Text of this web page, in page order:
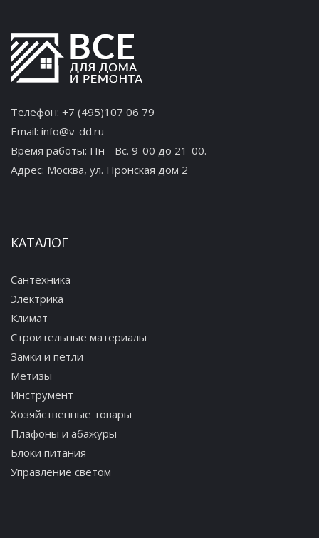
Телефон: +7 (495)107 06 79
Email: info@v-dd.ru
Время работы: Пн - Вс. 9-00 до 21-00.
Адрес: Москва, ул. Пронская дом 2
КАТАЛОГ
Сантехника
Электрика
Климат
Строительные материалы
Замки и петли
Метизы
Инструмент
Хозяйственные товары
Плафоны и абажуры
Блоки питания
Управление светом